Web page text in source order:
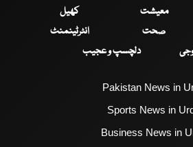
معیشت
کھیل
صحت
انٹرٹینمنٹ
دلچسپ و عجیب
Pakistan News in
Sports News in
Business News in